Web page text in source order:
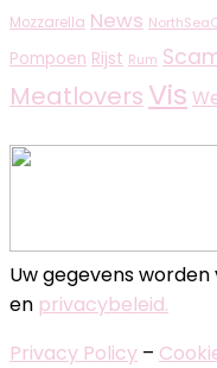
Mozzarella News
Pompoen Rijst Rum
Meatlovers Vis
Uw gegevens
en privacybeleid.
Privacy Policy –